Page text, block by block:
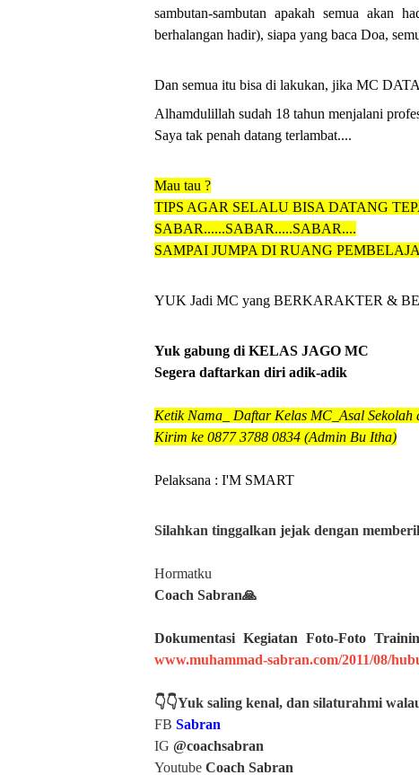
sambutan-sambutan apakah semua akan
berhalangan hadir), siapa yang baca Doa,
Dan semua itu bisa di lakukan, jika MC
Alhamdulillah sudah 18 tahun menjalani
Saya tak penah datang terlambat....
Mau tau ?
TIPS AGAR SELALU BISA DATANG
SABAR......SABAR.....SABAR....
SAMPAI JUMPA DI RUANG
YUK Jadi MC yang BERKARAKTER &
Yuk gabung di KELAS JAGO MC
Segera daftarkan diri adik-adik
Ketik Nama_ Daftar Kelas MC_Asal Sekolah
Kirim ke 0877 3788 0834 (Admin Bu Itha)
Pelaksana : I'M SMART
Silahkan tinggalkan jejak dengan
Hormatku
Coach Sabran🙏
Dokumentasi Kegiatan Foto-Foto
www.muhammad-sabran.com/2011/08/
👇👇Yuk saling kenal, dan silaturahmi
FB Sabran
IG @coachsabran
Youtube Coach Sabran